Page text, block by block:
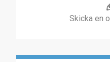
Skicka en